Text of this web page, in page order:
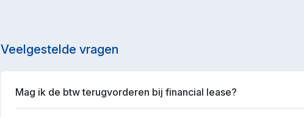
Veelgestelde vragen
Mag ik de btw terugvorderen bij financial lease?